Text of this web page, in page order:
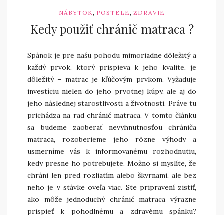
NÁBYTOK, POSTELE, ZDRAVIE
Kedy použiť chránič matraca ?
Spánok je pre našu pohodu mimoriadne dôležitý a
každý prvok, ktorý prispieva k jeho kvalite, je
dôležitý – matrac je kľúčovým prvkom. Vyžaduje
investíciu nielen do jeho prvotnej kúpy, ale aj do
jeho následnej starostlivosti a životnosti. Práve tu
prichádza na rad chránič matraca. V tomto článku
sa budeme zaoberať nevyhnutnosťou chrániča
matraca, rozoberieme jeho rôzne výhody a
usmerníme vás k informovanému rozhodnutiu,
kedy presne ho potrebujete. Možno si myslíte, že
chráni len pred rozliatím alebo škvrnami, ale bez
neho je v stávke oveľa viac. Ste pripravení zistiť,
ako môže jednoduchý chránič matraca výrazne
prispieť k pohodlnému a zdravému spánku?